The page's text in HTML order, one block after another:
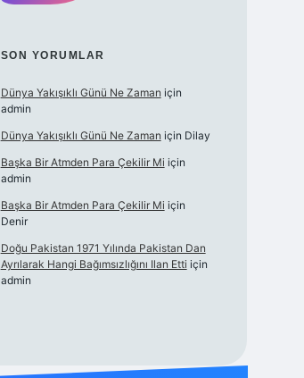
SON YORUMLAR
Dünya Yakışıklı Günü Ne Zaman için
admin
Dünya Yakışıklı Günü Ne Zaman için Dilay
Başka Bir Atmden Para Çekilir Mi için
admin
Başka Bir Atmden Para Çekilir Mi için
Denir
Doğu Pakistan 1971 Yılında Pakistan Dan
Ayrılarak Hangi Bağımsızlığını Ilan Etti için
admin